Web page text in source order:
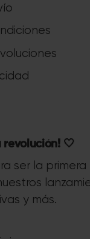
revolución! 🤍
ser la
y más.